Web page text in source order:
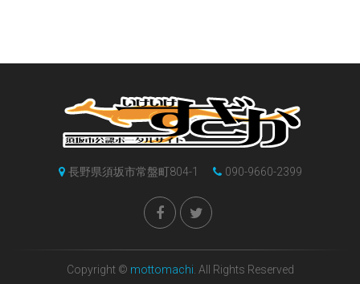
長野県須坂市常盤町804-1 090-9660-2399
Copyright © mottomachi. All Rights Reserved